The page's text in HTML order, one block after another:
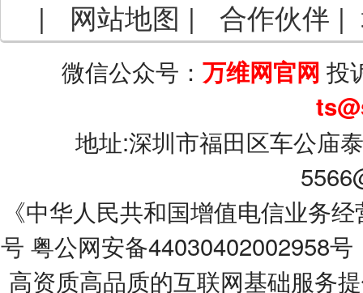
| 网站地图 |合作伙伴 |
微信公众号：万维网官网 投
地址:深圳市福田区车公庙
《中华人民共和国增值电信业务
号 粤公网安备44030402002958号
高资质高品质的互联网基础服务